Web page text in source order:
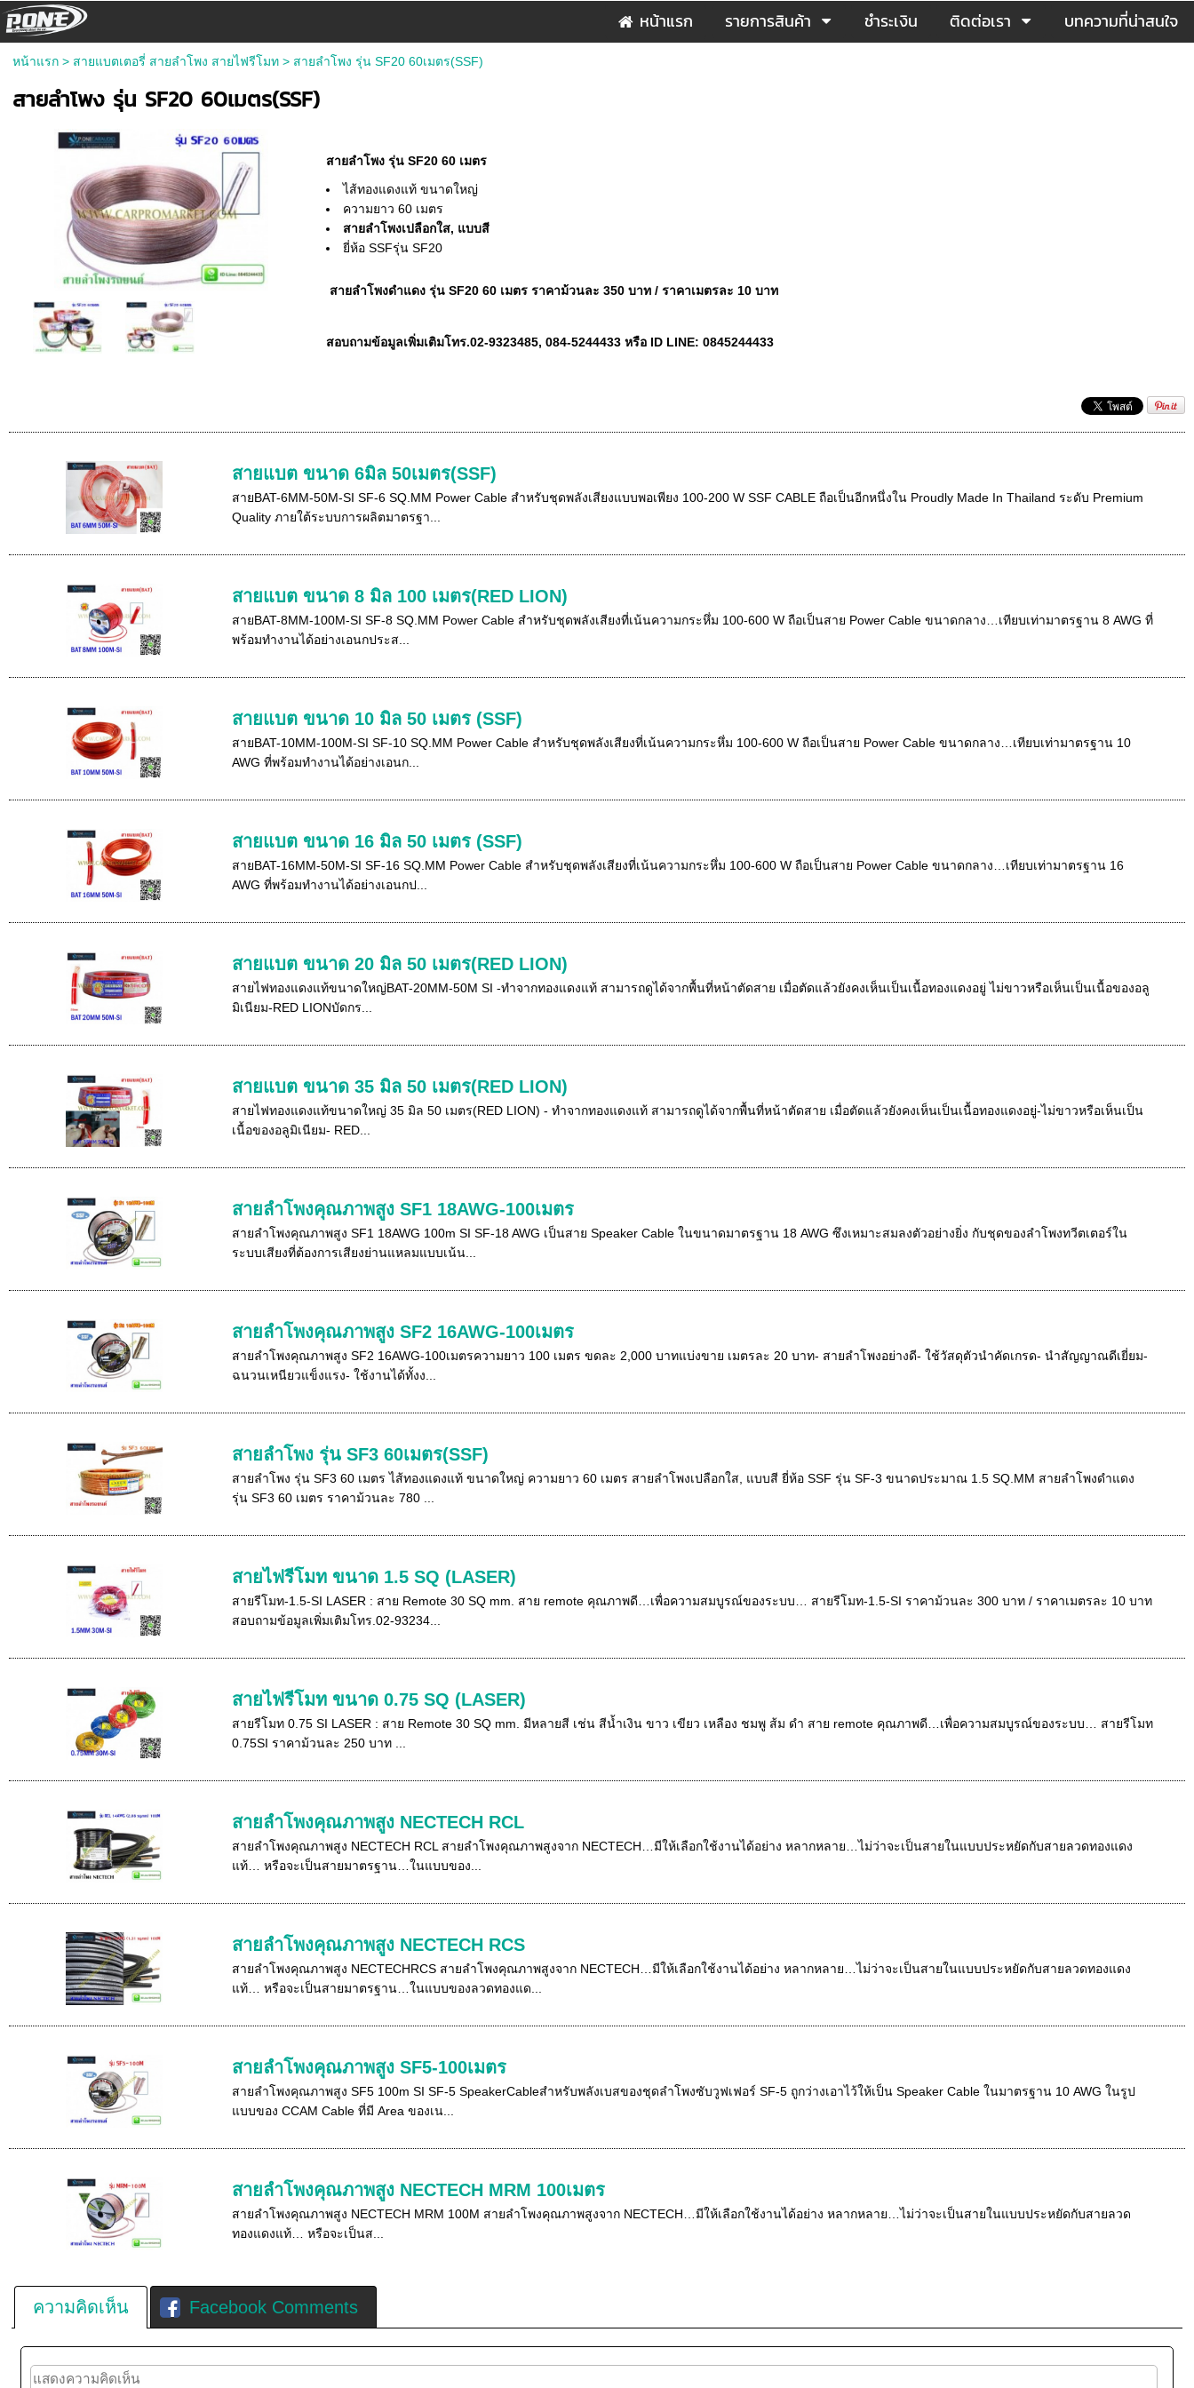
หน้าแรก รายการสินค้า ชำระเงิน ติดต่อเรา บทความที่น่าสนใจ
หน้าแรก> สายแบตเตอรี่ สายลำโพง สายไฟรีโมท> สายลำโพง รุ่น SF20 60เมตร(SSF)
สายลำโพง รุ่น SF20 60เมตร(SSF)
สายลำโพง รุ่น SF20 60 เมตร
ไส้ทองแดงแท้ ขนาดใหญ่
ความยาว 60 เมตร
สายลำโพงเปลือกใส, แบบสี
ยี่ห้อ SSFรุ่น SF20
สายลำโพงดำแดง รุ่น SF20 60 เมตร ราคาม้วนละ 350 บาท / ราคาเมตรละ 10 บาท
สอบถามข้อมูลเพิ่มเติมโทร.02-9323485, 084-5244433 หรือ ID LINE: 0845244433
สายแบต ขนาด 6มิล 50เมตร(SSF)
สายBAT-6MM-50M-SI SF-6 SQ.MM Power Cable สำหรับชุดพลังเสียงแบบพอเพียง 100-200 W SSF CABLE ถือเป็นอีกหนึ่งใน Proudly Made In Thailand ระดับ Premium
Quality ภายใต้ระบบการผลิตมาตรฐา...
สายแบต ขนาด 8 มิล 100 เมตร(RED LION)
สายBAT-8MM-100M-SI SF-8 SQ.MM Power Cable สำหรับชุดพลังเสียงที่เน้นความกระหึ่ม 100-600 W ถือเป็นสาย Power Cable ขนาดกลาง…เทียบเท่ามาตรฐาน 8 AWG ที่
พร้อมทำงานได้อย่างเอนกประส...
สายแบต ขนาด 10 มิล 50 เมตร (SSF)
สายBAT-10MM-100M-SI SF-10 SQ.MM Power Cable สำหรับชุดพลังเสียงที่เน้นความกระหึ่ม 100-600 W ถือเป็นสาย Power Cable ขนาดกลาง…เทียบเท่ามาตรฐาน 10
AWG ที่พร้อมทำงานได้อย่างเอนก...
สายแบต ขนาด 16 มิล 50 เมตร (SSF)
สายBAT-16MM-50M-SI SF-16 SQ.MM Power Cable สำหรับชุดพลังเสียงที่เน้นความกระหึ่ม 100-600 W ถือเป็นสาย Power Cable ขนาดกลาง…เทียบเท่ามาตรฐาน 16
AWG ที่พร้อมทำงานได้อย่างเอนกป...
สายแบต ขนาด 20 มิล 50 เมตร(RED LION)
สายไฟทองแดงแท้ขนาดใหญ่BAT-20MM-50M SI -ทำจากทองแดงแท้ สามารถดูได้จากพื้นที่หน้าตัดสาย เมื่อตัดแล้วยังคงเห็นเป็นเนื้อทองแดงอยู่ ไม่ขาวหรือเห็นเป็นเนื้อของอลู
มิเนียม-RED LIONบัดกร...
สายแบต ขนาด 35 มิล 50 เมตร(RED LION)
สายไฟทองแดงแท้ขนาดใหญ่ 35 มิล 50 เมตร(RED LION) - ทำจากทองแดงแท้ สามารถดูได้จากพื้นที่หน้าตัดสาย เมื่อตัดแล้วยังคงเห็นเป็นเนื้อทองแดงอยู่-ไม่ขาวหรือเห็นเป็น
เนื้อของอลูมิเนียม- RED...
สายลำโพงคุณภาพสูง SF1 18AWG-100เมตร
สายลำโพงคุณภาพสูง SF1 18AWG 100m SI SF-18 AWG เป็นสาย Speaker Cable ในขนาดมาตรฐาน 18 AWG ซึงเหมาะสมลงตัวอย่างยิ่ง กับชุดของลำโพงทวีตเตอร์ใน
ระบบเสียงที่ต้องการเสียงย่านแหลมแบบเน้น...
สายลำโพงคุณภาพสูง SF2 16AWG-100เมตร
สายลำโพงคุณภาพสูง SF2 16AWG-100เมตรความยาว 100 เมตร ขดละ 2,000 บาทแบ่งขาย เมตรละ 20 บาท- สายลำโพงอย่างดี- ใช้วัสดุตัวนำคัดเกรด- นำสัญญาณดีเยี่ยม-
ฉนวนเหนียวแข็งแรง- ใช้งานได้ทั้งง...
สายลำโพง รุ่น SF3 60เมตร(SSF)
สายลำโพง รุ่น SF3 60 เมตร ไส้ทองแดงแท้ ขนาดใหญ่ ความยาว 60 เมตร สายลำโพงเปลือกใส, แบบสี ยี่ห้อ SSF รุ่น SF-3 ขนาดประมาณ 1.5 SQ.MM สายลำโพงดำแดง
รุ่น SF3 60 เมตร ราคาม้วนละ 780 ...
สายไฟรีโมท ขนาด 1.5 SQ (LASER)
สายรีโมท-1.5-SI LASER : สาย Remote 30 SQ mm. สาย remote คุณภาพดี…เพื่อความสมบูรณ์ของระบบ… สายรีโมท-1.5-SI ราคาม้วนละ 300 บาท / ราคาเมตรละ 10 บาท
สอบถามข้อมูลเพิ่มเติมโทร.02-93234...
สายไฟรีโมท ขนาด 0.75 SQ (LASER)
สายรีโมท 0.75 SI LASER : สาย Remote 30 SQ mm. มีหลายสี เช่น สีน้ำเงิน ขาว เขียว เหลือง ชมพู ส้ม ดำ สาย remote คุณภาพดี…เพื่อความสมบูรณ์ของระบบ… สายรีโมท
0.75SI ราคาม้วนละ 250 บาท ...
สายลำโพงคุณภาพสูง NECTECH RCL
สายลำโพงคุณภาพสูง NECTECH RCL สายลำโพงคุณภาพสูงจาก NECTECH…มีให้เลือกใช้งานได้อย่าง หลากหลาย…ไม่ว่าจะเป็นสายในแบบประหยัดกับสายลวดทองแดง
แท้… หรือจะเป็นสายมาตรฐาน…ในแบบของ...
สายลำโพงคุณภาพสูง NECTECH RCS
สายลำโพงคุณภาพสูง NECTECHRCS สายลำโพงคุณภาพสูงจาก NECTECH…มีให้เลือกใช้งานได้อย่าง หลากหลาย…ไม่ว่าจะเป็นสายในแบบประหยัดกับสายลวดทองแดง
แท้… หรือจะเป็นสายมาตรฐาน…ในแบบของลวดทองแด...
สายลำโพงคุณภาพสูง SF5-100เมตร
สายลำโพงคุณภาพสูง SF5 100m SI SF-5 SpeakerCableสำหรับพลังเบสของชุดลำโพงซับวูฟเฟอร์ SF-5 ถูกว่างเอาไว้ให้เป็น Speaker Cable ในมาตรฐาน 10 AWG ในรูป
แบบของ CCAM Cable ที่มี Area ของเน...
สายลำโพงคุณภาพสูง NECTECH MRM 100เมตร
สายลำโพงคุณภาพสูง NECTECH MRM 100M สายลำโพงคุณภาพสูงจาก NECTECH…มีให้เลือกใช้งานได้อย่าง หลากหลาย…ไม่ว่าจะเป็นสายในแบบประหยัดกับสายลวด
ทองแดงแท้… หรือจะเป็นส...
ความคิดเห็น Facebook Comments